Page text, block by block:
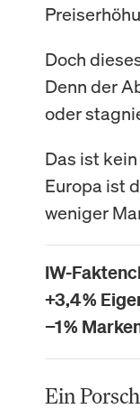
Doch
Denn der
oder
Das ist
Europa ist
weniger
IW-
+3,4 %
−1 %
Ein